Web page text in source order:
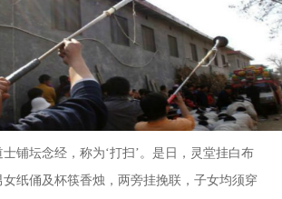
士铺坛念经，称为‘打扫’。是日，灵堂挂白布
纸俑及杯筷香烛，两旁挂挽联，子女均须穿